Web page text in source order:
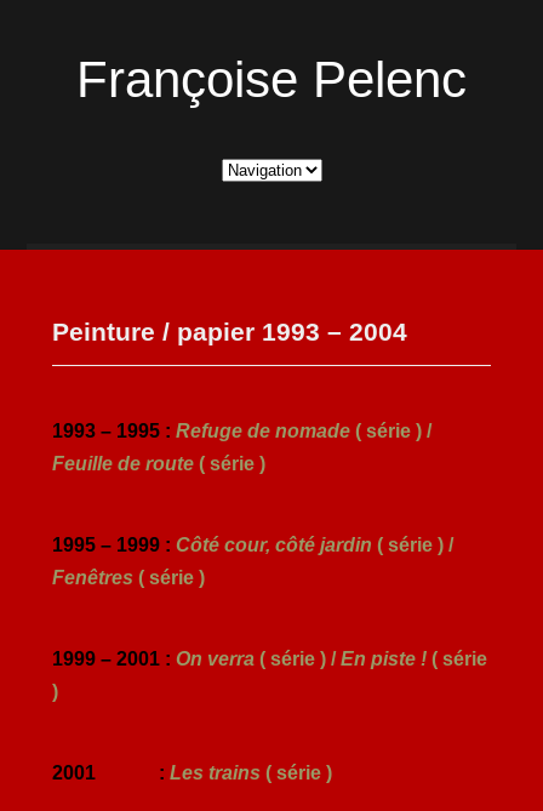
Françoise Pelenc
Peinture / papier 1993 – 2004
1993 – 1995 : Refuge de nomade( série ) /
Feuille de route( série )
1995 – 1999 : Côté cour, côté jardin ( série ) /
Fenêtres ( série )
1999 – 2001 : On verra ( série ) /En piste !( série
)
2001 : Les trains ( série )